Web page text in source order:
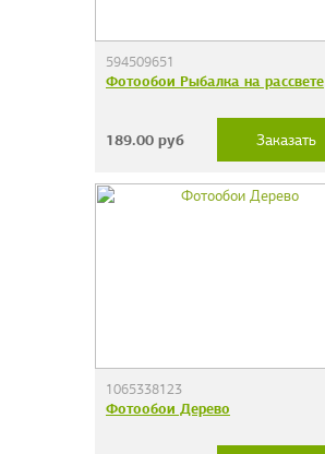
594509651
Фотообои Рыбалка на рассвете
189.00руб Заказать
1065338123
Фотообои Дерево